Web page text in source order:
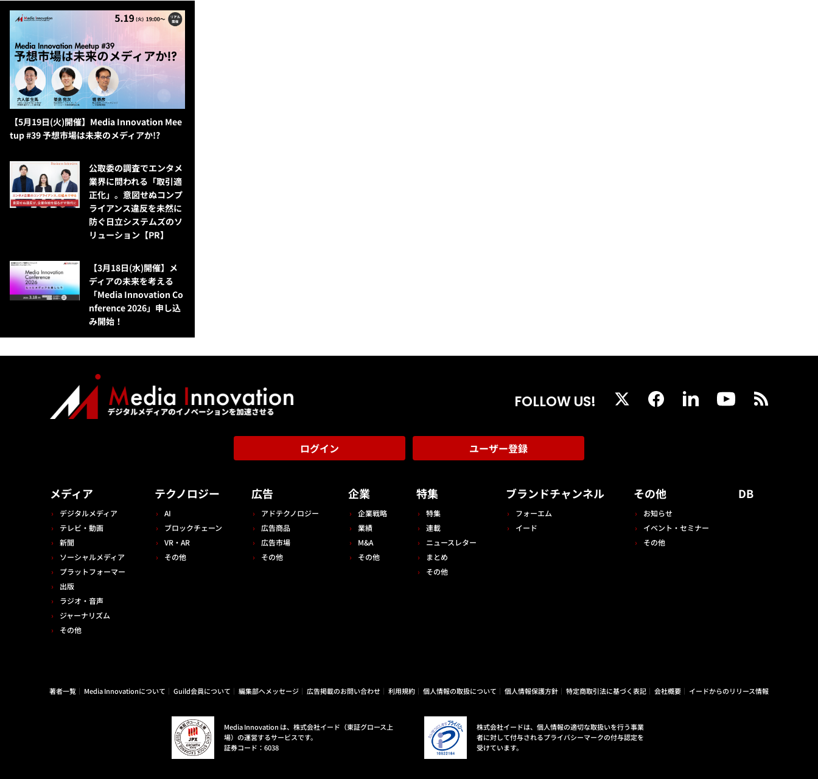
【5月19日(火)開催】Media Innovation Mee
tup #39 予想市場は未来のメディアか!?
公​​取委の調査でエンタメ
業界に問われる「取引適
正化」。意図せぬコンプ
ライアンス違反を未然に
防ぐ日立システムズのソ
リューション​【PR】
【3月18日(水)開催】メ
ディアの未来を考える
「Media Innovation Co
nference 2026」申し込
み開始！
FOLLOW US!
ログイン ユーザー登録
メディア
デジタルメディア
テレビ・動画
新聞
ソーシャルメディア
プラットフォーマー
出版
ラジオ・音声
ジャーナリズム
その他
テクノロジー
AI
ブロックチェーン
VR・AR
その他
広告
アドテクノロジー
広告商品
広告市場
その他
企業
企業戦略
業績
M&A
その他
特集
特集
連載
ニュースレター
まとめ
その他
ブランドチャンネル
フォーエム
イード
その他
お知らせ
イベント・セミナー
その他
DB
著者一覧 Media Innovationについて Guild会員について 編集部へメッセージ 広告掲載のお問い合わせ 利用規約 個人情報の取扱について 個人情報保護方針 特定商取引法に基づく表記 会社概要 イードからのリリース情報
Media Innovation は、株式会社イード（東証グロース上
場）の運営するサービスです。
証券コード：6038
株式会社イードは、個人情報の適切な取扱いを行う事業
者に対して付与されるプライバシーマークの付与認定を
受けています。